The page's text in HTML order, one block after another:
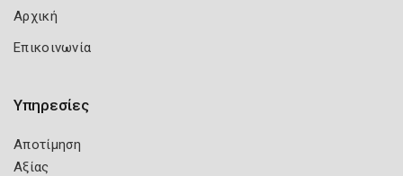
Αρχική
Επικοινωνία
Υπηρεσίες
Αποτίμηση
Αξίας